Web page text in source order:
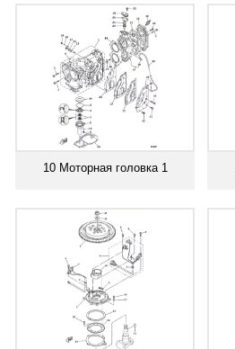
10 Моторная головка 1